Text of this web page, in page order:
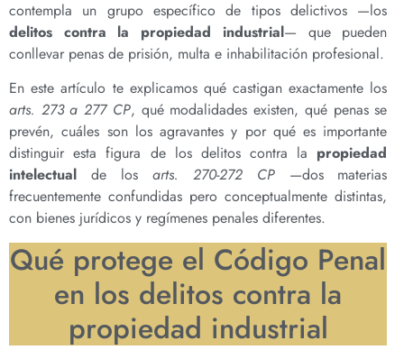
contempla un grupo específico de tipos delictivos —los
delitos contra la propiedad industrial— que pueden
conllevar penas de prisión, multa e inhabilitación profesional.
En este artículo te explicamos qué castigan exactamente los
arts. 273 a 277 CP, qué modalidades existen, qué penas se
prevén, cuáles son los agravantes y por qué es importante
distinguir esta figura de los delitos contra la propiedad
intelectual de los arts. 270-272 CP—dos materias
frecuentemente confundidas pero conceptualmente distintas,
con bienes jurídicos y regímenes penales diferentes.
Qué protege el Código Penal
en los delitos contra la
propiedad industrial